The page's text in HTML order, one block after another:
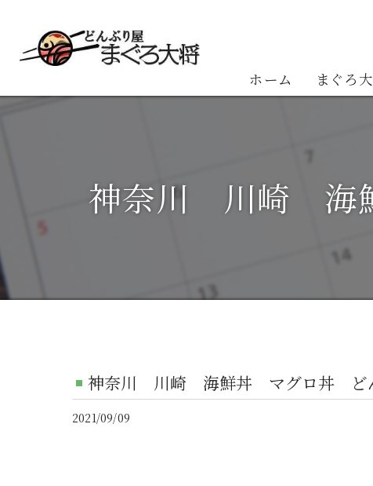
ホーム まぐろ
神奈川 川崎 海
神奈川 川崎 海鮮丼 マグロ丼 ど
2021/09/09